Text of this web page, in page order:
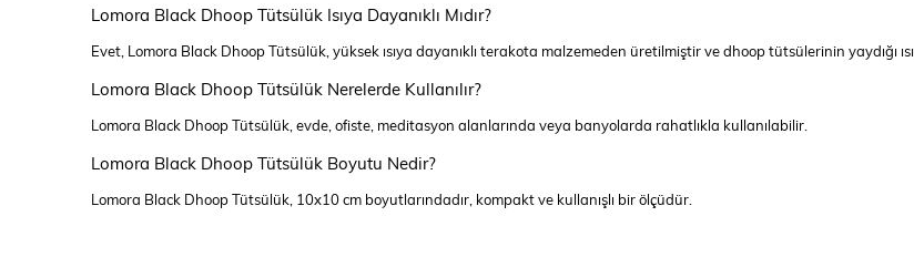
Lomora Black Dhoop Tütsülük Isıya Dayanıklı Mıdır?
Evet, Lomora Black Dhoop Tütsülük, yüksek ısıya dayanıklı terakota malzemeden üretilmiştir ve dhoop tütsülerinin yaydığı
Lomora Black Dhoop Tütsülük Nerelerde Kullanılır?
Lomora Black Dhoop Tütsülük, evde, ofiste, meditasyon alanlarında veya banyolarda rahatlıkla kullanılabilir.
Lomora Black Dhoop Tütsülük Boyutu Nedir?
Lomora Black Dhoop Tütsülük, 10x10 cm boyutlarındadır, kompakt ve kullanışlı bir ölçüdür.